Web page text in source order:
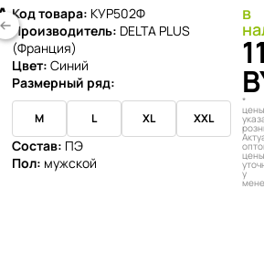
Код товара: КУР502Ф
Производитель: DELTA PLUS
(Франция)
Цвет: Синий
Размерный ряд:
M L XL XXL
Состав: ПЭ
Пол: мужской
в
*
цены
цены
у